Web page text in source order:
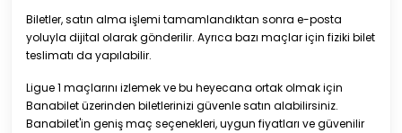
Biletler, satın alma işlemi tamamlandıktan sonra e-posta
yoluyla dijital olarak gönderilir. Ayrıca bazı maçlar için fiziki bilet
teslimatı da yapılabilir.
Ligue 1 maçlarını izlemek ve bu heyecana ortak olmak için
Banabilet üzerinden biletlerinizi güvenle satın alabilirsiniz.
Banabilet'in geniş maç seçenekleri, uygun fiyatları ve güvenilir